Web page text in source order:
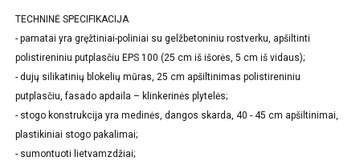
TECHNINĖ SPECIFIKACIJA
- pamatai yra gręžtiniai-poliniai su gelžbetoniniu rostverku, apšiltinti
polistireniniu putplasčiu EPS 100 (25 cm iš išorės, 5 cm iš vidaus);
- dujų silikatinių blokelių mūras, 25 cm apšiltinimas polistireniniu
putplasčiu, fasado apdaila – klinkerinės plytelės;
- stogo konstrukcija yra medinės, dangos skarda, 40 - 45 cm apšiltinimai,
plastikiniai stogo pakalimai;
- sumontuoti lietvamzdžiai;